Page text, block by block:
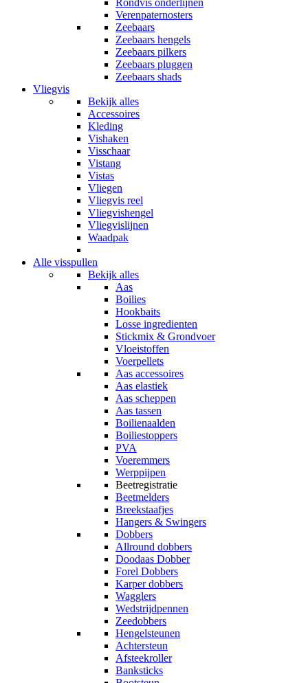
Rondvis onderlijnen
Verenpaternosters
Zeebaars
Zeebaars hengels
Zeebaars pilkers
Zeebaars pluggen
Zeebaars shads
Vliegvis
Bekijk alles
Accessoires
Kleding
Vishaken
Visschaar
Vistang
Vistas
Vliegen
Vliegvis reel
Vliegvishengel
Vliegvislijnen
Waadpak
Alle visspullen
Bekijk alles
Aas
Boilies
Hookbaits
Losse ingredienten
Stickmix & Grondvoer
Vloeistoffen
Voerpellets
Aas accessoires
Aas elastiek
Aas scheppen
Aas tassen
Boilienaalden
Boiliestoppers
PVA
Voeremmers
Werppijpen
Beetregistratie
Beetmelders
Breekstaafjes
Hangers & Swingers
Dobbers
Allround dobbers
Doodaas Dobber
Forel Dobbers
Karper dobbers
Wagglers
Wedstrijdpennen
Zeedobbers
Hengelsteunen
Achtersteun
Afsteekroller
Banksticks